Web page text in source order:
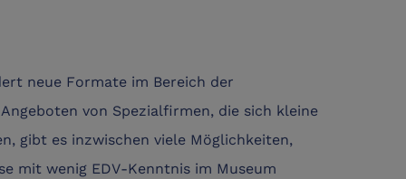
neue Formate im Bereich der
von Spezialfirmen, die sich kleine
gibt es inzwischen viele Möglichkeiten,
mit wenig EDV-Kenntnis im Museum